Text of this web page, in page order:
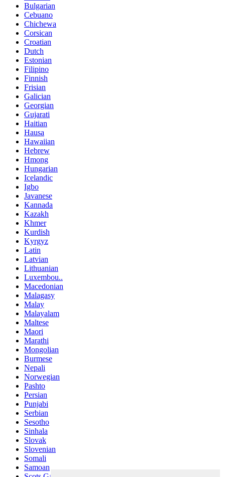
Bulgarian
Cebuano
Chichewa
Corsican
Croatian
Dutch
Estonian
Filipino
Finnish
Frisian
Galician
Georgian
Gujarati
Haitian
Hausa
Hawaiian
Hebrew
Hmong
Hungarian
Icelandic
Igbo
Javanese
Kannada
Kazakh
Khmer
Kurdish
Kyrgyz
Latin
Latvian
Lithuanian
Luxembou..
Macedonian
Malagasy
Malay
Malayalam
Maltese
Maori
Marathi
Mongolian
Burmese
Nepali
Norwegian
Pashto
Persian
Punjabi
Serbian
Sesotho
Sinhala
Slovak
Slovenian
Somali
Samoan